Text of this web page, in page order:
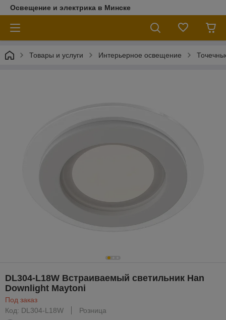
Освещение и электрика в Минске
Товары и услуги Интерьерное освещение
DL304-L18W Встраиваемый светильник Han
Downlight Maytoni
Под заказ
Код: DL304-L18W
Розница